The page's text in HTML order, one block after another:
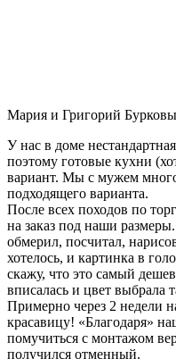
Мария и Григорий Бурковы
У нас в доме
поэтому готовые кухни
вариант. Мы с мужем
подходящего варианта.
После всех походов по
на заказ под наши
обмерил, посчитал,
хотелось, и картинка в
скажу, что это самый
вписалась и цвет выбрала
Примерно через 2 недели
красавицу! «Благодаря»
помучиться с монтажом
получился отменный.